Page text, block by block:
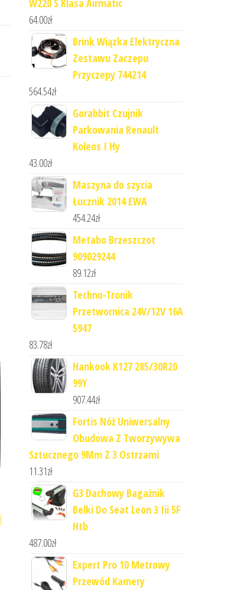
W220 S Klasa Airmatic
64.00zł
Brink Wiązka Elektryczna
Zestawu Zaczepu
Przyczepy 744214
564.54zł
Gorabbit Czujnik
Parkowania Renault
Koleos I Hy
43.00zł
Maszyna do szycia
Łucznik 2014 EWA
454.24zł
Metabo Brzeszczot
909029244
89.12zł
Techno-Tronik
Przetwornica 24V/12V 16A
5947
83.78zł
Hankook K127 285/30R20
99Y
907.44zł
Fortis Nóż Uniwersalny
Obudowa Z Tworzywywa
Sztucznego 9Mm Z 3 Ostrzami
11.31zł
G3 Dachowy Bagażnik
Belki Do Seat Leon 3 Iii 5F
Htb
487.00zł
Expert Pro 10 Metrowy
Przewód Kamery